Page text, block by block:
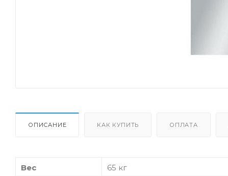
ОПИСАНИЕ КАК КУПИТЬ ОПЛАТА
Вес
65 кг